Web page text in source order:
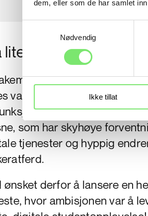
dem, eller som de har samlet
Nødvendig
Ikke tillat
lite brukervennlig
til SSN var at
var
lite brukervennlig, både
. Studenterer
som har skyhøye
tjenester og hyppig
ønsket derfor å lansere en
, hvor ambisjonen var å